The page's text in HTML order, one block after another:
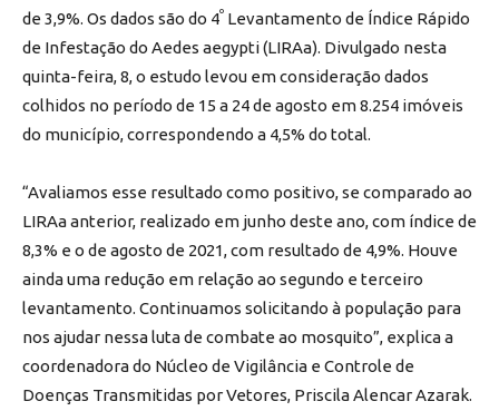
de 3,9%. Os dados são do 4º Levantamento de Índice Rápido
de Infestação do Aedes aegypti (LIRAa). Divulgado nesta
quinta-feira, 8, o estudo levou em consideração dados
colhidos no período de 15 a 24 de agosto em 8.254 imóveis
do município, correspondendo a 4,5% do total.
“Avaliamos esse resultado como positivo, se comparado ao
LIRAa anterior, realizado em junho deste ano, com índice de
8,3% e o de agosto de 2021, com resultado de 4,9%. Houve
ainda uma redução em relação ao segundo e terceiro
levantamento. Continuamos solicitando à população para
nos ajudar nessa luta de combate ao mosquito”, explica a
coordenadora do Núcleo de Vigilância e Controle de
Doenças Transmitidas por Vetores, Priscila Alencar Azarak.